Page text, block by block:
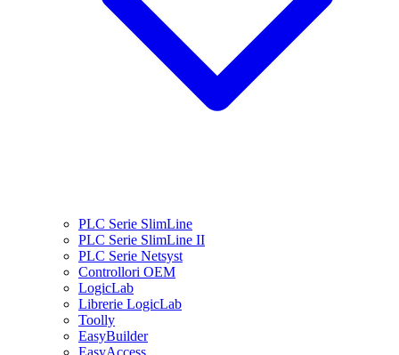
PLC Serie SlimLine
PLC Serie SlimLine II
PLC Serie Netsyst
Controllori OEM
LogicLab
Librerie LogicLab
Toolly
EasyBuilder
EasyAccess